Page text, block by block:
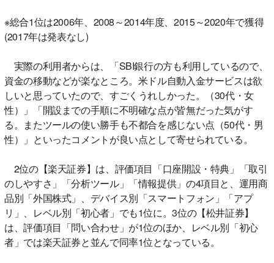
※総合1位は2006年、2008～2014年度、2015～2020年で獲得
(2017年は発表なし)
実際の利用者からは、「SBI銀行の方も利用しているので、
資金の移動などが楽なところ。米ドル自動入金サービスは欲
しいと思っていたので、すごくうれしかった。（30代・女
性）」「開設までの手順に不明確な点が皆無だった気がす
る。またツールの使い勝手も不都合を感じない点（50代・男
性）」といったコメントが良い点として寄せられている。
2位の【楽天証券】は、評価項目「口座開設・特典」「取引
のしやすさ」「分析ツール」「情報提供」の4項目と、運用商
品別「外国株式」、デバイス別「スマートフォン」「アプ
リ」、レベル別「初心者」でも1位に。3位の【松井証券】
は、評価項目「問い合わせ」が1位のほか、レベル別「初心
者」では楽天証券と並んで同率1位となっている。